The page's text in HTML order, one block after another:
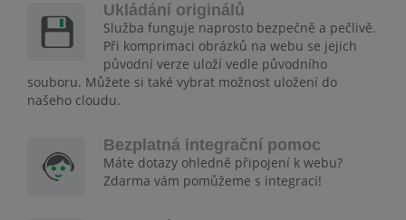
Ukládání originálů
Služba funguje naprosto bezpečně a pečlivě.
Při komprimaci obrázků na webu se jejich
původní verze uloží vedle původního
souboru. Můžete si také vybrat možnost uložení do
našeho cloudu.
Bezplatná integrační pomoc
Máte dotazy ohledně připojení k webu?
Zdarma vám pomůžeme s integrací!